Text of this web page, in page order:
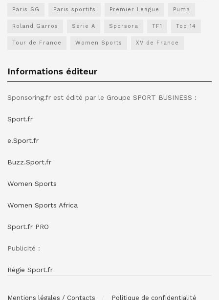
Paris SG Paris sportifs Premier League Puma
Roland Garros Serie A Sporsora TF1 Top 14
Tour de France Women Sports XV de France
Informations éditeur
Sponsoring.fr est édité par le Groupe SPORT BUSINESS :
Sport.fr
e.Sport.fr
Buzz.Sport.fr
Women Sports
Women Sports Africa
Sport.fr PRO
Publicité :
Régie Sport.fr
Mentions légales / Contacts Politique de confidentialité